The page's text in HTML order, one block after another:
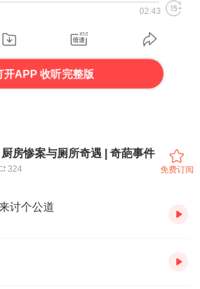
02:43
开APP 收听完整版
房惨案与厕所奇遇 | 奇葩事件
324 免费订阅
讨个公道